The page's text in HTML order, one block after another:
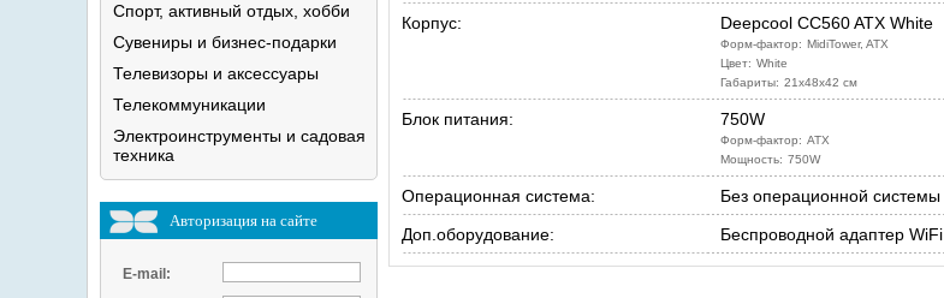
Спорт, активный отдых, хобби
Сувениры и бизнес-подарки
Телевизоры и аксессуары
Телекоммуникации
Электроинструменты и садовая
техника
Авторизация на сайте
E-mail:
Корпус: Deepcool CC560 ATX White
Форм-фактор: MidiTower, ATX
Цвет: White
Габариты: 21x48x42 см
Блок питания: 750W
Форм-фактор: ATX
Мощность: 750W
Операционная система:
Без операционной системы
Доп.оборудование:
Беспроводной адаптер WiFi